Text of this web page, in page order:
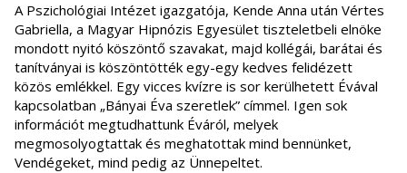
A Pszichológiai Intézet igazgatója, Kende Anna után Vértes
Gabriella, a Magyar Hipnózis Egyesület tiszteletbeli elnöke
mondott nyitó köszöntő szavakat, majd kollégái, barátai és
tanítványai is köszöntötték egy-egy kedves felidézett
közös emlékkel. Egy vicces kvízre is sor kerülhetett Évával
kapcsolatban „Bányai Éva szeretlek” címmel. Igen sok
információt megtudhattunk Éváról, melyek
megmosolyogtattak és meghatottak mind bennünket,
Vendégeket, mind pedig az Ünnepeltet.